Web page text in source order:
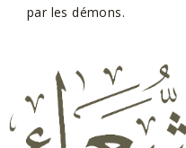
par les démons.